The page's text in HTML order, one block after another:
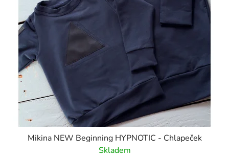
Mikina NEW Beginning HYPNOTIC - Chlapeček
Skladem